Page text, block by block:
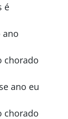
é
ano
chorado
ano eu
chorado